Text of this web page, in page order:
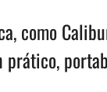
como
prático,